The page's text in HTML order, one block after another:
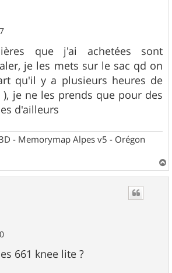
que j'ai achetées sont
je les mets sur le sac qd on
qu'il y a plusieurs heures de
), je ne les prends que pour des
d'ailleurs
- Memorymap Alpes v5 - Orégon
a
661 knee lite ?